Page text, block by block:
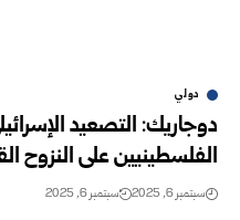
دولي
دوجاريك: التصعيد
الفلسطينيين على النزوح
سبتمبر 6, 2025 سبتمبر 6, 2025